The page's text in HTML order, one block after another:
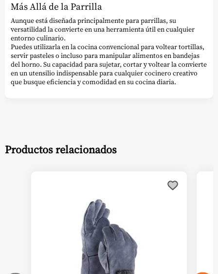
Más Allá de la Parrilla
Aunque está diseñada principalmente para parrillas, su
versatilidad la convierte en una herramienta útil en cualquier
entorno culinario.
Puedes utilizarla en la cocina convencional para voltear tortillas,
servir pasteles o incluso para manipular alimentos en bandejas
del horno. Su capacidad para sujetar, cortar y voltear la convierte
en un utensilio indispensable para cualquier cocinero creativo
que busque eficiencia y comodidad en su cocina diaria.
Productos relacionados